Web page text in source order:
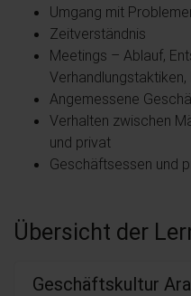
Umgang mit
Zeitverständnis
Meetings – Ablauf,
Angemessene
Verhalten zwischen
und privat
Geschäftsessen und
Übersicht der
Geschäftskultur